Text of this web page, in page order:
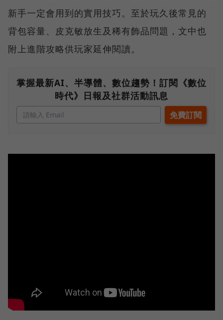
新手一定會用到的實用技巧。至於玩久後常見的
背包容量、皮克敏放生及稀有飾品問題，文中也
附上進階攻略供玩家延伸閱讀。
掌握最新AI、半導體、數位趨勢！訂閱《數位
時代》日報及社群活動訊息